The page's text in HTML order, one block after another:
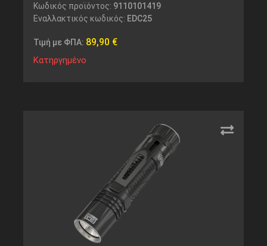
Κωδικός προϊόντος: 9110101419
Εναλλακτικός κωδικός: EDC25
Τιμή με ΦΠΑ: 89,90 €
Κατηργημένο